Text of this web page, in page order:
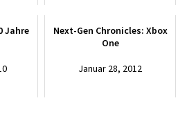
Jahre
Next-Gen Chronicles: Xbox
One
Januar 28, 2012